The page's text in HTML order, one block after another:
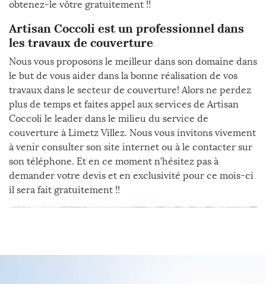
obtenez-le vôtre gratuitement !!
Artisan Coccoli est un professionnel dans
les travaux de couverture
Nous vous proposons le meilleur dans son domaine dans
le but de vous aider dans la bonne réalisation de vos
travaux dans le secteur de couverture! Alors ne perdez
plus de temps et faites appel aux services de Artisan
Coccoli le leader dans le milieu du service de
couverture à Limetz Villez. Nous vous invitons vivement
à venir consulter son site internet ou à le contacter sur
son téléphone. Et en ce moment n’hésitez pas à
demander votre devis et en exclusivité pour ce mois-ci
il sera fait gratuitement !!